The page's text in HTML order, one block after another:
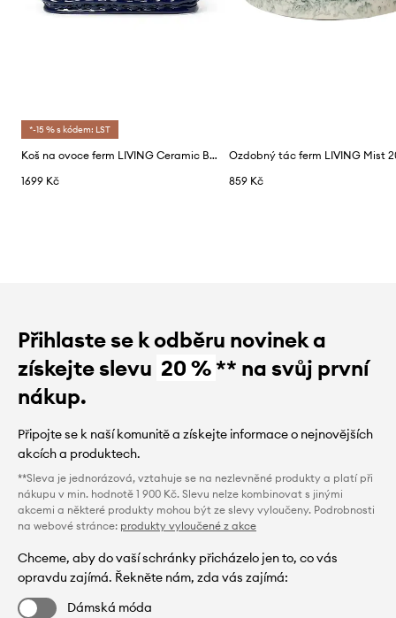
*-15 % s kódem: LST
Koš na ovoce ferm LIVING Ceramic Basket
1699 Kč
Ozdobný tác ferm LIVING Mist
859 Kč
Přihlaste se k odběru novinek a
získejte slevu 20 %** na svůj první
nákup.
Připojte se k naší komunitě a získejte informace o nejnovějších
akcích a produktech.
**Sleva je jednorázová, vztahuje se na nezlevněné produkty a platí při
nákupu v min. hodnotě 1 900 Kč. Slevu nelze kombinovat s jinými
akcemi a některé produkty mohou být ze slevy vyloučeny. Podrobnosti
na webové stránce: produkty vyloučené z akce
Chceme, aby do vaší schránky přicházelo jen to, co vás
opravdu zajímá. Řekněte nám, zda vás zajímá:
Dámská móda